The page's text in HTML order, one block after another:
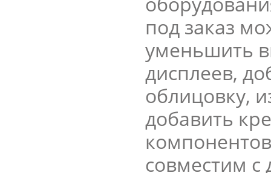
под заказ
уменьшить
дисплеев,
облицовку,
добавить
совместим с